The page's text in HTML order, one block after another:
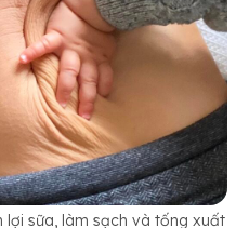
lợi sữa, làm sạch và tống xuất